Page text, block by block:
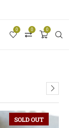
0
0
0
SOLD OUT